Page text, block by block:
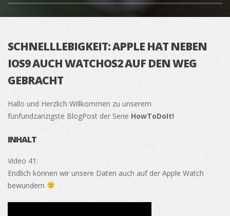
SCHNELLLEBIGKEIT: APPLE HAT NEBEN
IOS9 AUCH WATCHOS2 AUF DEN WEG
GEBRACHT
Hallo und Herzlich Willkommen zu unserem
fünfundzanzigste BlogPost der Serie HowToDoIt!
INHALT
Video 41:
Endlich können wir unsere Daten auch auf der Apple Watch
bewundern